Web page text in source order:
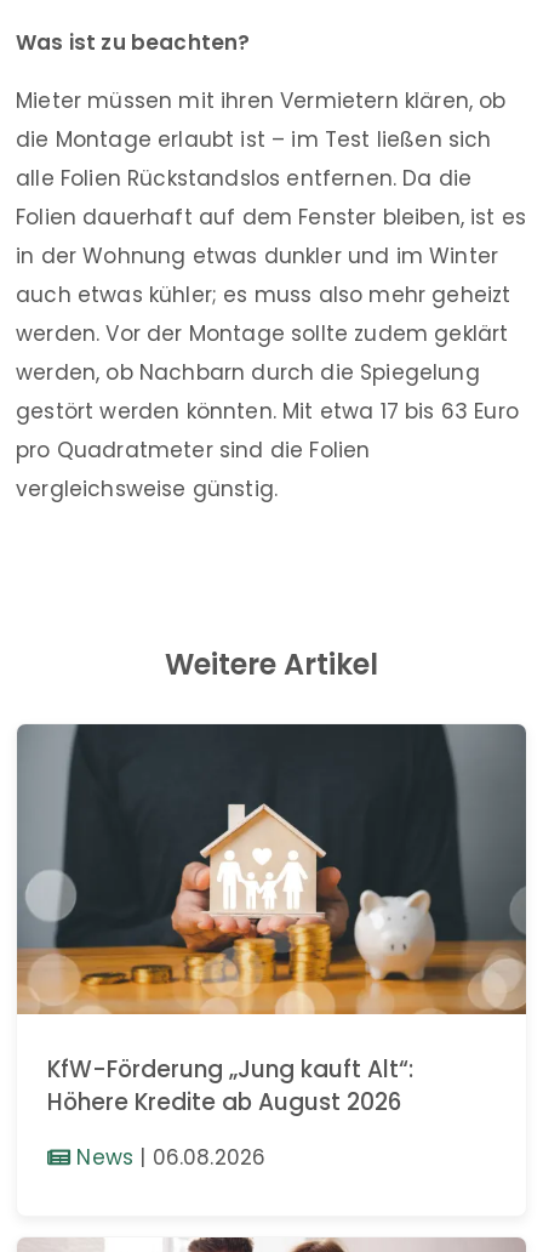
Was ist zu beachten?
Mieter müssen mit ihren Vermietern klären, ob
die Montage erlaubt ist – im Test ließen sich
alle Folien Rückstandslos entfernen. Da die
Folien dauerhaft auf dem Fenster bleiben, ist es
in der Wohnung etwas dunkler und im Winter
auch etwas kühler; es muss also mehr geheizt
werden. Vor der Montage sollte zudem geklärt
werden, ob Nachbarn durch die Spiegelung
gestört werden könnten. Mit etwa 17 bis 63 Euro
pro Quadrat­meter sind die Folien
vergleichsweise günstig.
Weitere Artikel
KfW-Förderung „Jung kauft Alt“:
Höhere Kredite ab August 2026
News | 06.08.2026